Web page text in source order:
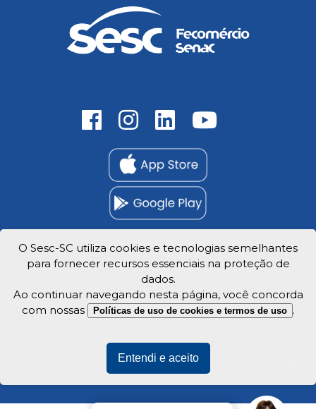
Trabalhe Conosco
Privacidade e dados
Veja o mapa do site
O Sesc-SC utiliza cookies e tecnologias semelhantes
para fornecer recursos essenciais na proteção de
dados.
Ao continuar navegando nesta página, você concorda
com nossas
Políticas de uso de cookies e termos de uso .
Entendi e aceito